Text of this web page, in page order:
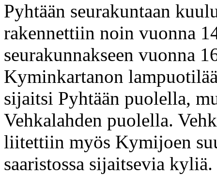
Pyhtään seurakuntaan
rakennettiin noin vuonna
seurakunnakseen vuonna
Kyminkartanon
sijaitsi Pyhtään puolella,
Vehkalahden puolella.
liitettiin myös Kymijoen
saaristossa sijaitsevia kyliä.